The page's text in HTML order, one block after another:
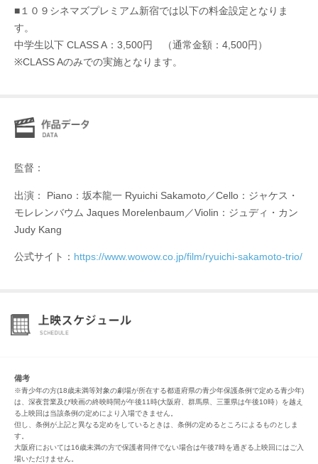
■１０９シネマズプレミアム新宿では以下の料金設定となりま
す。
中学生以下 CLASS A：3,500円 （通常金額：4,500円）
※CLASS Aのみでの実施となります。
監督：
出演： Piano：坂本龍一 Ryuichi Sakamoto／Cello：ジャケス・
モレレンバウム Jaques Morelenbaum／Violin：ジュディ・カン
Judy Kang
公式サイト： https://www.wowow.co.jp/film/ryuichi-sakamoto-trio/
備考
※青少年の方(18歳未満等対象の劇場が所在する都道府県の青少年保護条例で定める青少年)
は、深夜営業及び映画の終映時間が午後11時(大阪府、群馬県、三重県は午後10時）を越え
る上映回は当該条例の定めにより入場できません。
但し、条例が上記と異なる定めをしているときは、条例の定めるところによるものとしま
す。
大阪府においては16歳未満の方で保護者同伴でない場合は午後7時を過ぎる上映回にはご入
場いただけません。